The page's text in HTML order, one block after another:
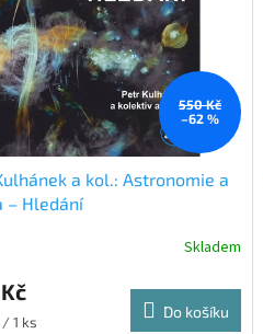
550 Kč
–62 %
a kol.: Astronomie a
– Hledání
Skladem
1 ks
Do košíku